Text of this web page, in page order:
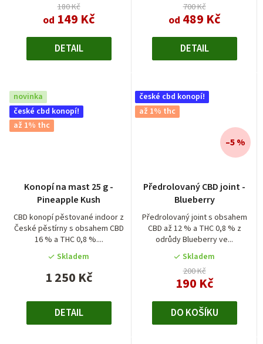
180 Kč
od 149 Kč
DETAIL
700 Kč
od 489 Kč
DETAIL
novinka
české cbd konopí!
až 1% thc
Konopí na mast 25 g -
Pineapple Kush
CBD konopí pěstované indoor z
České pěstírny s obsahem CBD
16 % a THC 0,8 %....
Skladem
1 250 Kč
DETAIL
české cbd konopí!
až 1% thc
Předrolovaný CBD joint -
Blueberry
Předrolovaný joint s obsahem
CBD až 12 % a THC 0,8 % z
odrůdy Blueberry ve...
hodnocení
produktu
je
5,0
z
5
hvězdiček.
Skladem
200 Kč
190 Kč
–5 %
DO KOŠÍKU